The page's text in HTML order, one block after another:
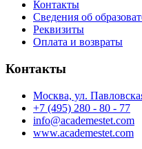
Контакты
Сведения об
Реквизиты
Оплата и возвраты
Контакты
Москва, ул.
+7 (495) 280 - 80 - 77
info@academestet.com
www.academestet.com